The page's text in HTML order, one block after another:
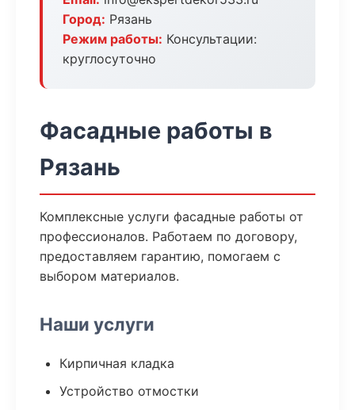
Город: Рязань
Режим работы: Консультации:
круглосуточно
Фасадные работы в
Рязань
Комплексные услуги фасадные работы от
профессионалов. Работаем по договору,
предоставляем гарантию, помогаем с
выбором материалов.
Наши услуги
Кирпичная кладка
Устройство отмостки